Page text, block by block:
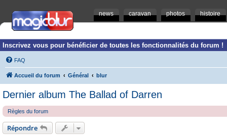
news caravan photos histoire
Inscrivez vous pour bénéficier de toutes les fonctionnalités du forum !
FAQ
Accueil du forum Général blur
Dernier album The Ballad of Darren
Règles du forum
Répondre